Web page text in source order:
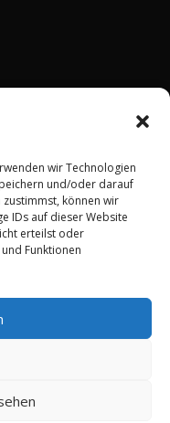
wir Technologien
und/oder darauf
können wir
IDs auf dieser Website
erteilst oder
Funktionen
Imprint
- Inhaber: Thomas